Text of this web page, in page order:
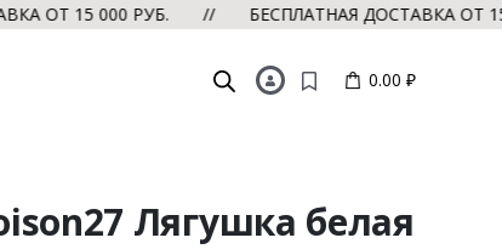
ОТ 15 000 РУБ. // БЕСПЛАТНАЯ ДОСТАВКА ОТ
0.00 ₽
Лягушка белая